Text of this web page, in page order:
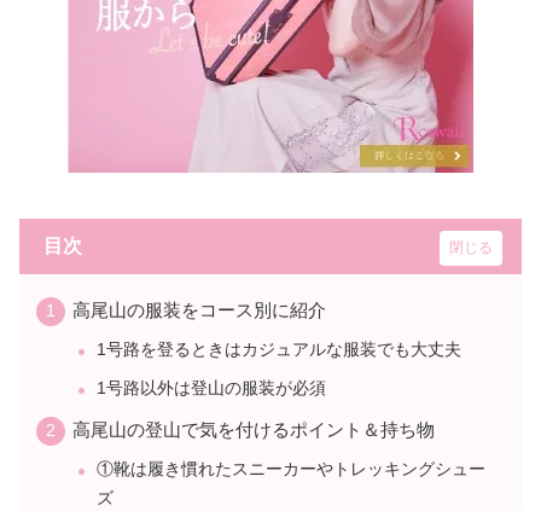
目次
高尾山の服装をコース別に紹介
1号路を登るときはカジュアルな服装でも大丈夫
1号路以外は登山の服装が必須
高尾山の登山で気を付けるポイント＆持ち物
①靴は履き慣れたスニーカーやトレッキングシュー
ズ